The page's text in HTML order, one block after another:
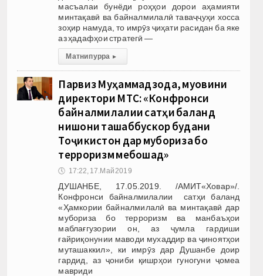
масъалаи бунёди роҳҳои дорои аҳамияти
минтақавӣ ва байналмилалӣ таваҷҷуҳи хосса
зоҳир намуда, то имрӯз ҷиҳати расидан ба яке
аз ҳадафҳои стратегӣ —
Матни пурра ▸
Парвиз Муҳаммадзода, муовини
директори МТС: «Конфронси
байналмилалии сатҳи баланд
нишони ташаббускор будани
Тоҷикистон дар мубориза бо
терроризм мебошад»
🕔 17:22, 17.Май 2019
ДУШАНБЕ, 17.05.2019. /АМИТ«Ховар»/.
Конфронси байналмилалии сатҳи баланд
«Ҳамкории байналмилалӣ ва минтақавӣ дар
мубориза бо терроризм ва манбаъҳои
маблағгузории он, аз ҷумла гардиши
ғайриқонунии маводи мухаддир ва ҷиноятҳои
муташаккил», ки имрӯз дар Душанбе доир
гардид, аз ҷониби қишрҳои гуногуни ҷомеа
мавриди